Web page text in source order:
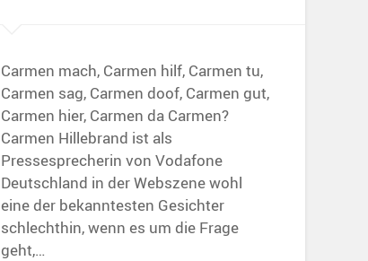
Carmen mach, Carmen hilf, Carmen tu,
Carmen sag, Carmen doof, Carmen gut,
Carmen hier, Carmen da Carmen?
Carmen Hillebrand ist als
Pressesprecherin von Vodafone
Deutschland in der Webszene wohl
eine der bekanntesten Gesichter
schlechthin, wenn es um die Frage
geht,…